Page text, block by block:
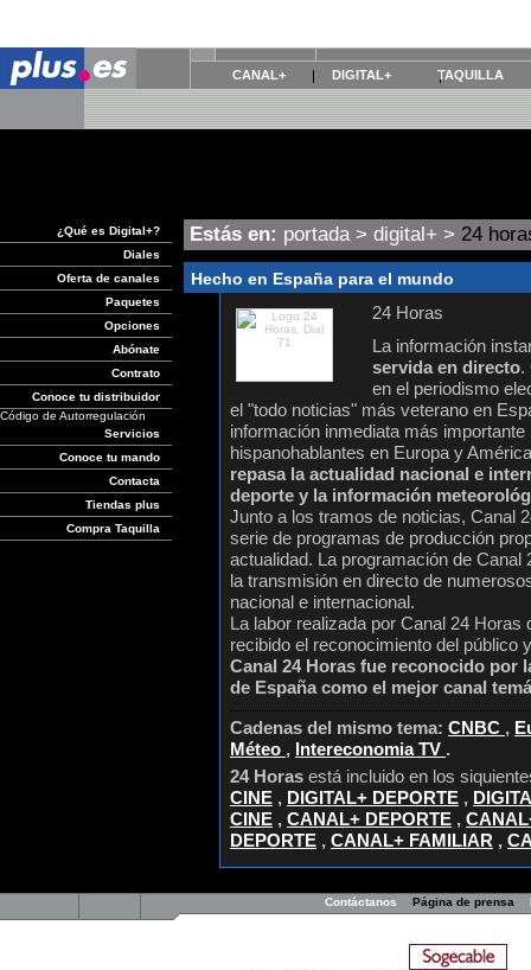
CANAL+ DIGITAL+ TAQUILLA
¿Qué es Digital+?
Diales
Oferta de canales
Paquetes
Opciones
Abónate
Contrato
Conoce tu distribuidor
Código de Autorregulación
Servicios
Conoce tu mando
Contacta
Tiendas plus
Compra Taquilla
Estás en: portada> digital+ > 24
Hecho en España para el mundo
24 Horas
La información
servida en directo.
en el periodismo
el "todo noticias" más veterano en
información inmediata más importante
hispanohablantes en Europa y
repasa la actualidad nacional e
deporte y la información
Junto a los tramos de noticias, Canal
serie de programas de producción
actualidad. La programación de
la transmisión en directo de
nacional e internacional.
La labor realizada por Canal 24 Horas
recibido el reconocimiento del público
Canal 24 Horas fue reconocido por
de España como el mejor canal
Cadenas del mismo tema: CNBC ,
Méteo , Intereconomia TV .
24 Horas está incluido en los
CINE , DIGITAL+ DEPORTE ,
CINE , CANAL+ DEPORTE ,
DEPORTE , CANAL+ FAMILIAR ,
Contáctanos Página de prensa